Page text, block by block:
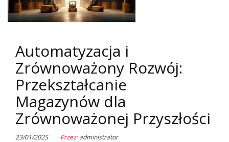
Automatyzacja i
Zrównoważony Rozwój:
Przekształcanie
Magazynów dla
Zrównoważonej Przyszłości
23/01/2025 Przez:administrator